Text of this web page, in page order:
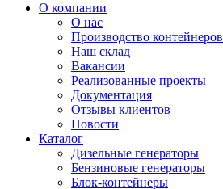
О компании
О нас
Производство контейнеров
Наш склад
Вакансии
Реализованные проекты
Документация
Отзывы клиентов
Новости
Каталог
Дизельные генераторы
Бензиновые генераторы
Блок-контейнеры